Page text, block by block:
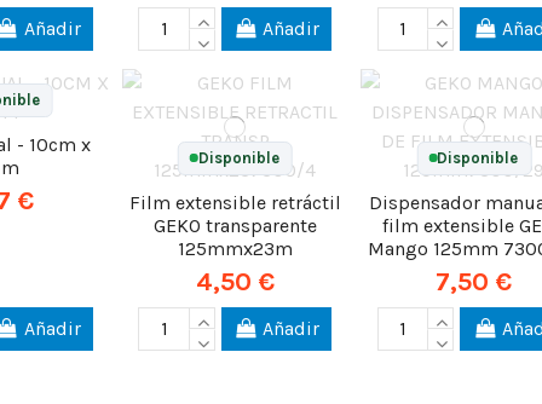
Añadir Añadir
- 10cm x
€
Añadir
Disponible
Film extensible retráctil
GEKO transparente
125mmx23m
4,50 €
Añadir
Disponible
Dispensador
film extensible
Mango 125mm
7,50 €